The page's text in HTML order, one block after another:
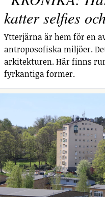
katter selfies
Ytterjärna är hem för en
antroposofiska miljöer.
arkitekturen. Här finns
fyrkantiga former.